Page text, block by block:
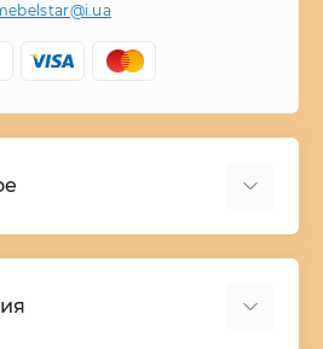
90-210 cм высота 220 cм